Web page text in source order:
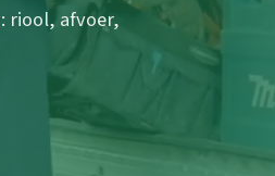
riool, afvoer,